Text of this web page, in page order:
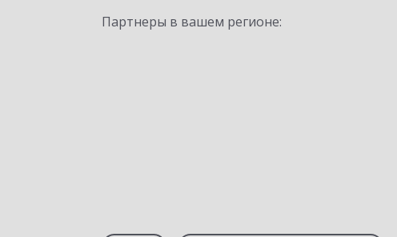
Партнеры в вашем регионе: